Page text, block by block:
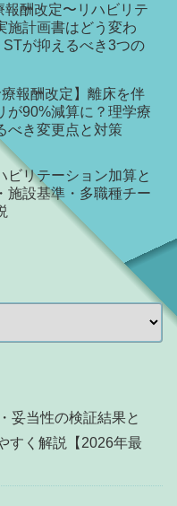
報酬改定〜リハビリテ
施計画書はどう変わ
が抑えるべき3つの
療報酬改定】離床を伴
が90%減算に？理学療
べき変更点と対策
ビリテーション加算と
施設基準・多職種チー
妥当性の検証結果と
すく解説【2026年最